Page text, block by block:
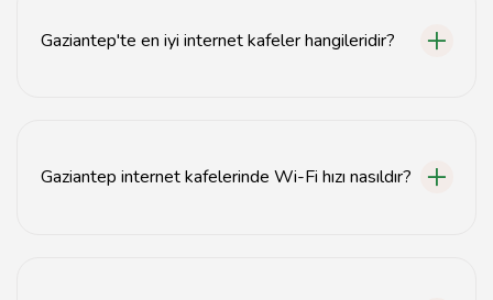
Gaziantep'te en iyi internet kafeler hangileridir?
Gaziantep internet kafelerinde Wi-Fi hızı nasıldır?